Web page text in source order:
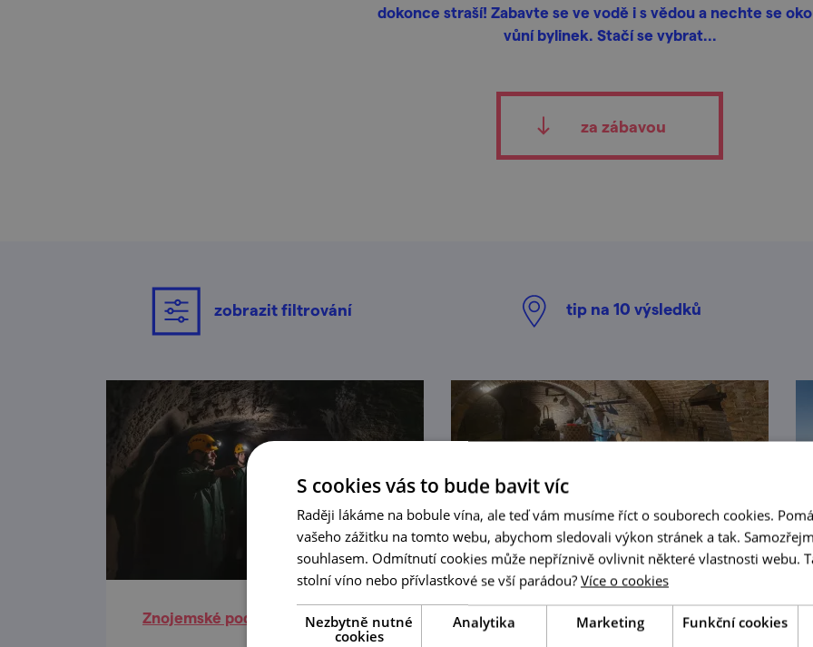
dokonce straší! Zabavte se ve vodě i s vědou a nechte se
vůní bylinek. Stačí se vybrat...
za zábavou
zobrazit filtrování tip na 10 výsledků
Znojemské podzemí Brněnské podzemí
S cookies vás to bude bavit víc
Raději lákáme na bobule vína, ale teď vám musíme říct o souborech cookies.
vašeho zážitku na tomto webu, abychom sledovali výkon stránek a tak.
souhlasem. Odmítnutí cookies může nepříznivě ovlivnit některé vlastnosti webu.
stolní víno nebo přívlastkové se vší parádou? Více o cookies
Nezbytně nutné
cookies
Analytika Marketing Funkční cookies